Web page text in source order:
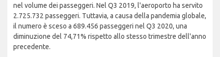
nel volume dei passeggeri. Nel Q3 2019, l'aeroporto ha servito
2.725.732 passeggeri. Tuttavia, a causa della pandemia globale,
il numero è sceso a 689.456 passeggeri nel Q3 2020, una
diminuzione del 74,71% rispetto allo stesso trimestre dell'anno
precedente.